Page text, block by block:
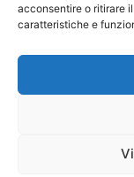
acconsentire o ritirare
caratteristiche e
ORARI
Sabato: 8:00 – 12:00